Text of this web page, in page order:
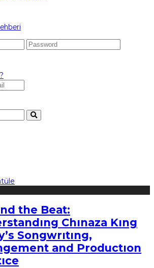
the Beat:
Chınaza Kıng
Songwrıtıng,
and Productıon